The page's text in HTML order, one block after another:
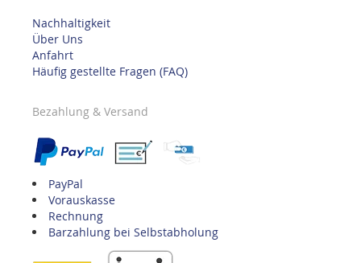
Nachhaltigkeit
Über Uns
Anfahrt
Häufig gestellte Fragen (FAQ)
Bezahlung & Versand
PayPal
Vorauskasse
Rechnung
Barzahlung bei Selbstabholung